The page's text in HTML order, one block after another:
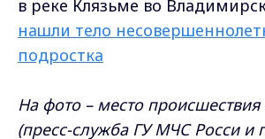
в реке Клязьме во
нашли тело
подростка
На фото – место происшествия
(пресс-служба ГУ МЧС Росси и